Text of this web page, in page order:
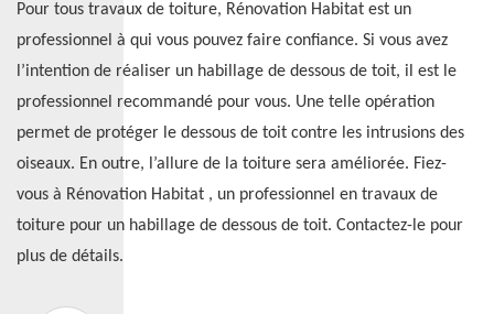
Pour tous travaux de toiture, Rénovation Habitat est un
professionnel à qui vous pouvez faire confiance. Si vous avez
l’intention de réaliser un habillage de dessous de toit, il est le
professionnel recommandé pour vous. Une telle opération
permet de protéger le dessous de toit contre les intrusions des
oiseaux. En outre, l’allure de la toiture sera améliorée. Fiez-
vous à Rénovation Habitat , un professionnel en travaux de
toiture pour un habillage de dessous de toit. Contactez-le pour
plus de détails.